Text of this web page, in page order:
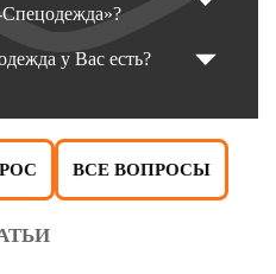
у Вас есть?
ВСЕ ВОПРОСЫ